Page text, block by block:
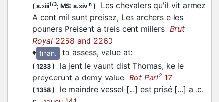
( s.xiii1/3; MS: s.xivin )
Les chevalers qu'il vit armez
A cent mil sunt preisez, Les archers e les
pouners Preisent a treis cent millers Brut
Royal 2258 and 2260
♦ finan. to assess, value at:
( 1283 )
la jent le vaunt dist Thomas, ke le
preycerunt a demy value Rot Parl2 17
( 1358 ) le maindre vessel [...] est prisé [...] a .c.